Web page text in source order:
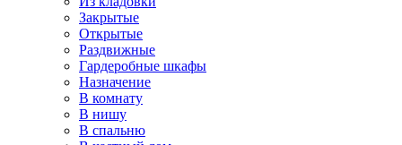
Закрытые
Открытые
Раздвижные
Гардеробные шкафы
Назначение
В комнату
В нишу
В спальню